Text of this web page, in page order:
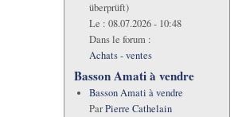
überprüft)
Le : 08.07.2026 - 10:48
Dans le forum :
Achats - ventes
Basson Amati à vendre
Basson Amati à vendre
ParPierre Cathelain